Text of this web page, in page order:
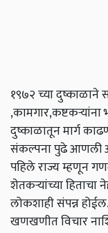
१९७२ च्या दुष्काळाने
दुष्काळातून मार्ग
संकल्पना पुढे आणली
पहिले राज्य म्हणून
शेतकऱ्यांच्या हिताचा
लोकशाही संपन्न
खणखणीत विचार